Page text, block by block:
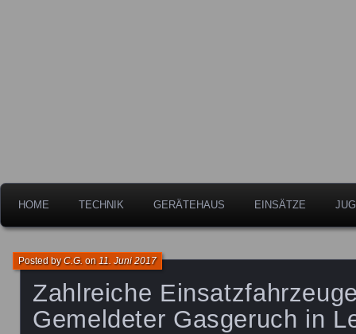
HOME TECHNIK GERÄTEHAUS EINSÄTZE
Zahlreiche
Gemeldeter Gasgeruch in
Posted byC.G. on11. Juni 2017